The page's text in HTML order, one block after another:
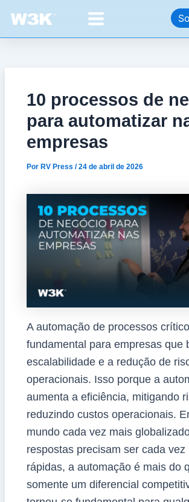
para
o
Main
Menu
10 processos de
para automatizar
empresas
Por RV Press /24 de abril de 2026
A automação de processos
fundamental para empresas que
escalabilidade e a redução de
operacionais. Isso porque a
aumenta a eficiência, mitigando
reduzindo custos operacionais.
mundo cada vez mais
respostas precisam ser cada vez
rápidas, a automação é mais do
somente um diferencial
navigation